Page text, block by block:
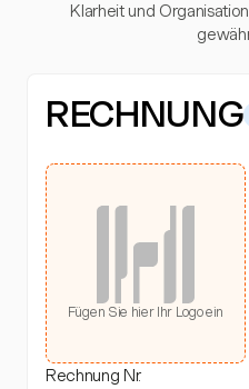
Klarheit und
RECHNUNG
Fügen Sie hier Ihr Logo ein
Rechnung Nr.